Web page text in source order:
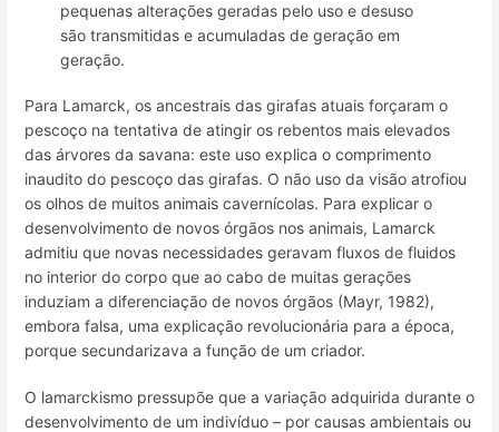
pequenas alterações geradas pelo uso e desuso
são transmitidas e acumuladas de geração em
geração.
Para Lamarck, os ancestrais das girafas atuais forçaram o
pescoço na tentativa de atingir os rebentos mais elevados
das árvores da savana: este uso explica o comprimento
inaudito do pescoço das girafas. O não uso da visão atrofiou
os olhos de muitos animais cavernícolas. Para explicar o
desenvolvimento de novos órgãos nos animais, Lamarck
admitiu que novas necessidades geravam fluxos de fluidos
no interior do corpo que ao cabo de muitas gerações
induziam a diferenciação de novos órgãos (Mayr, 1982),
embora falsa, uma explicação revolucionária para a época,
porque secundarizava a função de um criador.
O lamarckismo pressupõe que a variação adquirida durante o
desenvolvimento de um indivíduo – por causas ambientais ou